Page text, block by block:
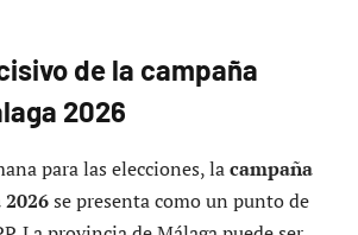
de la campaña
2026
para las elecciones, lacampaña
se presenta como un punto de